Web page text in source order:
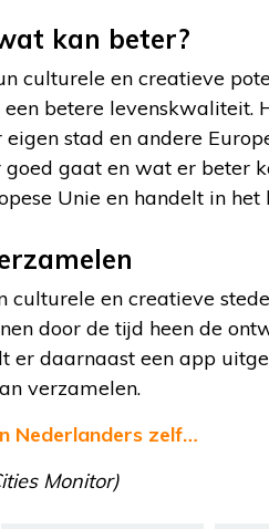
kan beter?
culturele en creatieve
betere levenskwaliteit.
stad en andere
gaat en wat er beter
Unie en handelt in
en creatieve
door de tijd heen de
er daarnaast een app
verzamelen.
Nederlanders zelf…
Monitor)